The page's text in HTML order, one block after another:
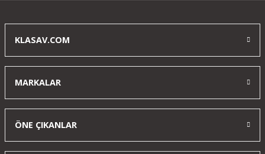
KLASAV.COM
MARKALAR
ÖNE ÇIKANLAR